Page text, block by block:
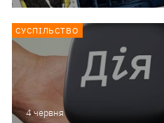
4 червня
СУСПІЛЬСТВО